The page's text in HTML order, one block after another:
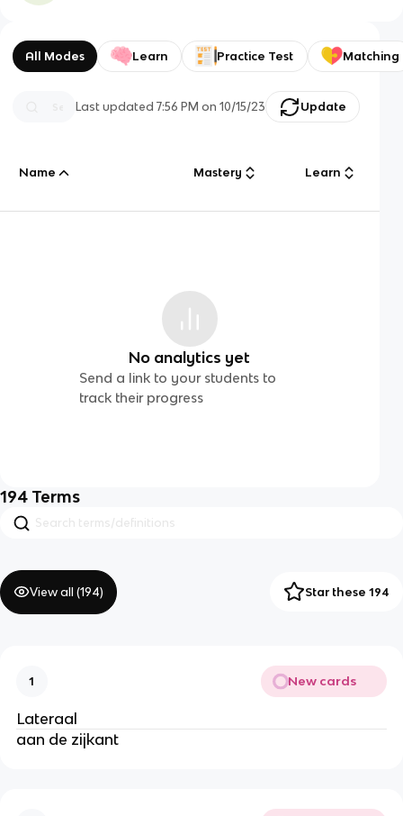
All Modes Learn Practice Test Matching
Last updated7:56 PM on 10/15/23 Update
Name Mastery Learn
No analytics yet
Send a link to your students to
track their progress
194 Terms
View all (194) Star these 194
1 New cards
Lateraal
aan de zijkant